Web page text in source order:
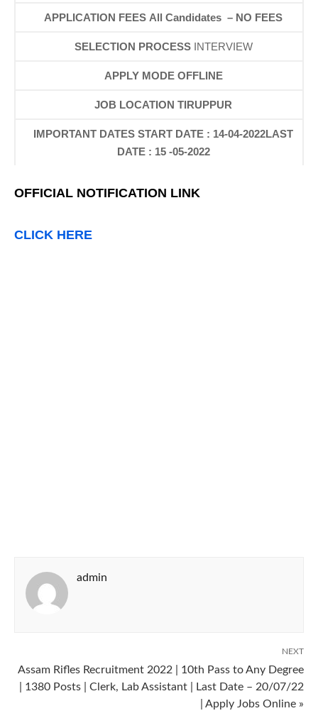
APPLICATION FEES All Candidates – NO FEES
SELECTION PROCESS INTERVIEW
APPLY MODE OFFLINE
JOB LOCATION TIRUPPUR
IMPORTANT DATES START DATE : 14-04-2022LAST
DATE : 15 -05-2022
OFFICIAL NOTIFICATION LINK
CLICK HERE
admin
NEXT
Assam Rifles Recruitment 2022 | 10th Pass to Any Degree
| 1380 Posts | Clerk, Lab Assistant | Last Date – 20/07/22
| Apply Jobs Online »